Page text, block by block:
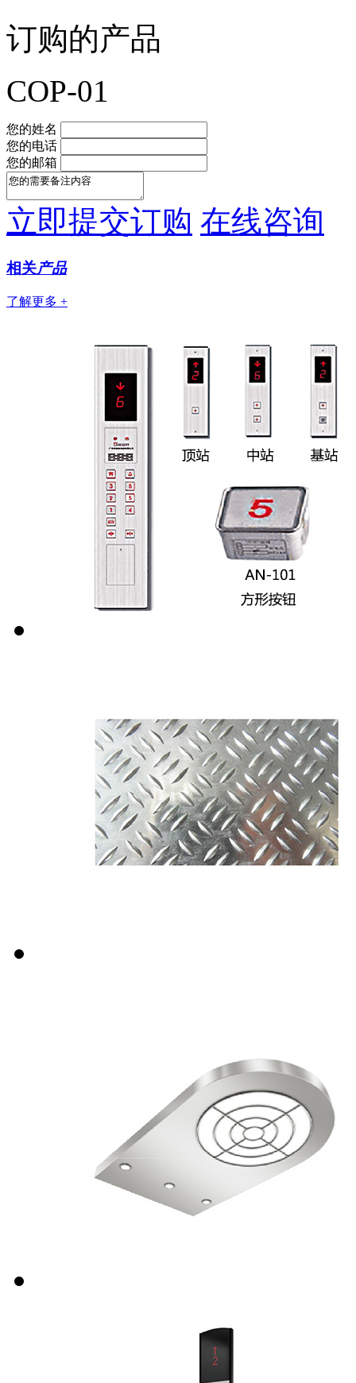
订购的产品
COP-01
您的姓名
您的电话
您的邮箱
立即提交订购 在线咨询
相关产品
了解更多 +